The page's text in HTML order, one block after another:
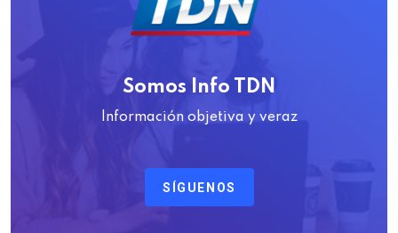
Somos Info TDN
Información objetiva y veraz
SÍGUENOS